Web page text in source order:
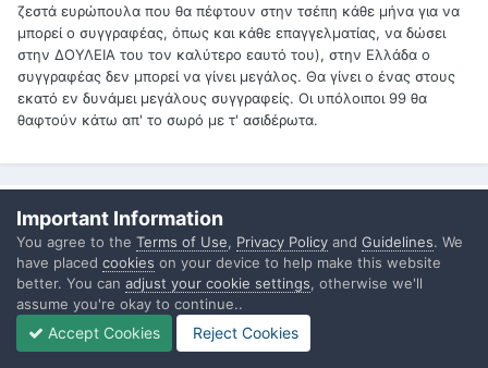
ζεστά ευρώπουλα που θα πέφτουν στην τσέπη κάθε μήνα για να
μπορεί ο συγγραφέας, όπως και κάθε επαγγελματίας, να δώσει
στην ΔΟΥΛΕΙΑ του τον καλύτερο εαυτό του), στην Ελλάδα ο
συγγραφέας δεν μπορεί να γίνει μεγάλος. Θα γίνει ο ένας στους
εκατό εν δυνάμει μεγάλους συγγραφείς. Οι υπόλοιποι 99 θα
θαφτούν κάτω απ' το σωρό με τ' ασιδέρωτα.
JohnMad
PostedOctober 4, 2009
Είσαι σίγουρη ότι "τα ζεστά ευρώπουλα που θα πέφτουν στην
τσέπη κάθε μήνα για να μπορεί ο συγγραφέας, όπως και κάθε
επαγγελματίας, να δώσει στην ΔΟΥΛΕΙΑ του τον καλύτερο εαυτό
του" είναι η καλύτερη δυνατή επιλογή; Δηλαδή επικροτούμε την
Important Information
You agree to the Terms of Use, Privacy Policy and Guidelines. We
have placed cookies on your device to help make this website
better. You can adjust your cookie settings, otherwise we'll
assume you're okay to continue..
Accept Cookies Reject Cookies